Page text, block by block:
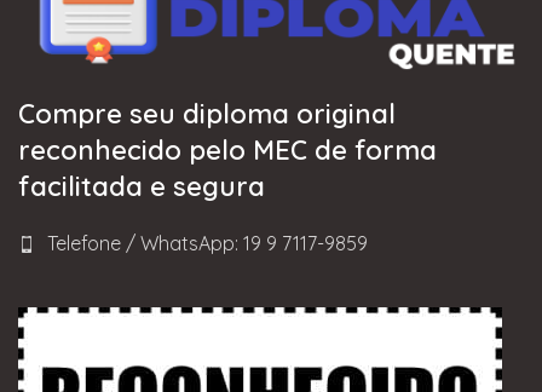
Compre seu diploma original
reconhecido pelo MEC de forma
facilitada e segura
Telefone / WhatsApp: 19 9 7117-9859